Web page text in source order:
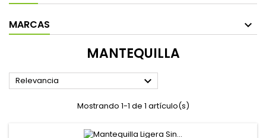
MARCAS
MANTEQUILLA
Relevancia 
Mostrando 1-1 de 1 artículo(s)